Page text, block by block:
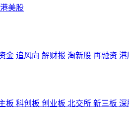
港美股
金 追风向 解财报 淘新股 再融资
板 科创板 创业板 北交所 新三板